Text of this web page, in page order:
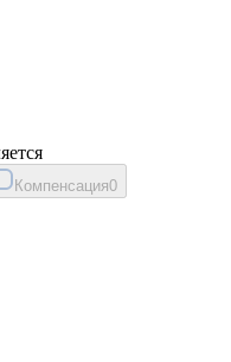
Компенсация0